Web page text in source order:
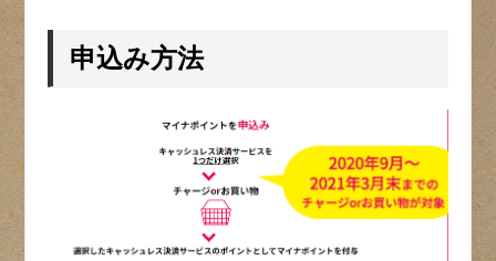
申込み方法